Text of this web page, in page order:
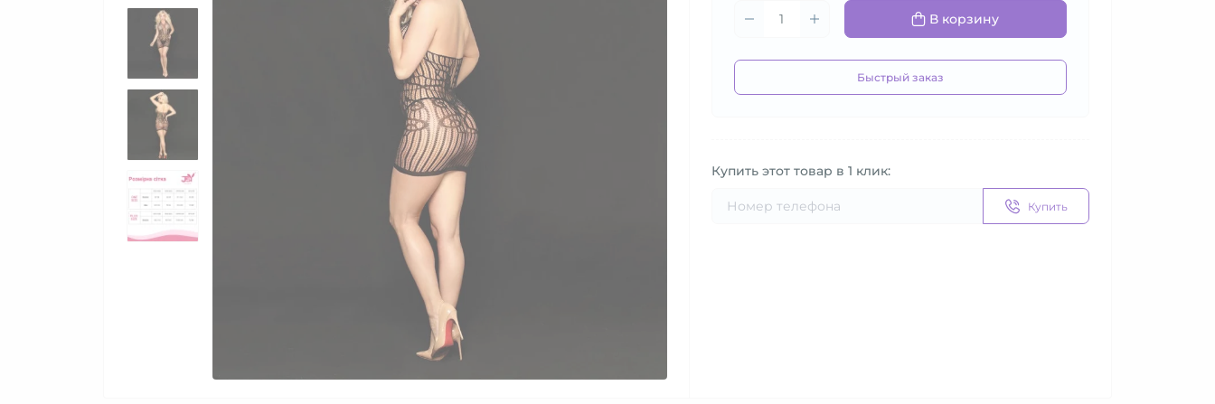
В корзину
Быстрый заказ
Купить этот товар в 1 клик:
Купить